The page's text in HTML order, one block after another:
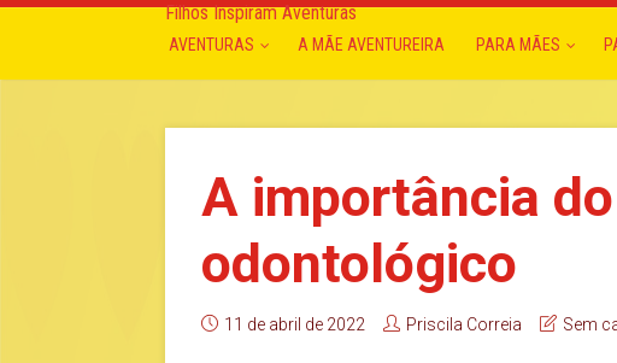
Filhos Inspiram Aventuras
AVENTURAS A MÃE AVENTUREIRA PARA MÃES
A importância
odontológico
11 de abril de 2022 Priscila Correia Sem